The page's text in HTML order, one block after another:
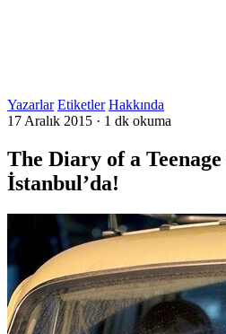
Yazarlar Etiketler Hakkında
17 Aralık 2015 · 1 dk okuma
The Diary of a
İstanbul’da!